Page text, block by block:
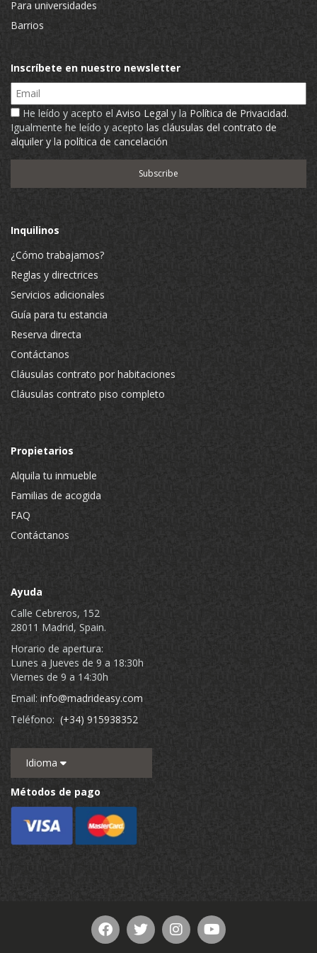
Para universidades
Barrios
Inscríbete en nuestro newsletter
Email
He leído y acepto el Aviso Legal y la Política de Privacidad.
Igualmente he leído y acepto las cláusulas del contrato de
alquiler y la política de cancelación
Inquilinos
¿Cómo trabajamos?
Reglas y directrices
Servicios adicionales
Guía para tu estancia
Reserva directa
Contáctanos
Cláusulas contrato por habitaciones
Cláusulas contrato piso completo
Propietarios
Alquila tu inmueble
Familias de acogida
FAQ
Contáctanos
Ayuda
Calle Cebreros, 152
28011 Madrid, Spain.
Horario de apertura:
Lunes a Jueves de 9 a 18:30h
Viernes de 9 a 14:30h
Email: info@madrideasy.com
Teléfono: (+34) 915938352
Idioma
Métodos de pago